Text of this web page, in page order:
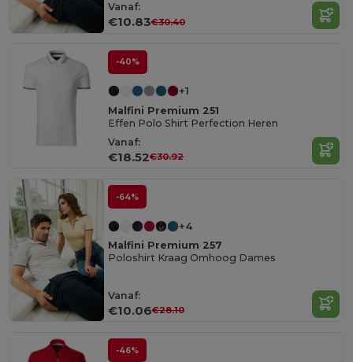
Vanaf:
€10.83€30.40
-40%
+1
Malfini Premium 251
Effen Polo Shirt Perfection Heren
Vanaf:
€18.52€30.92
-64%
+4
Malfini Premium 257
Poloshirt Kraag Omhoog Dames
Vanaf:
€10.06€28.10
-46%